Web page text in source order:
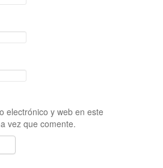
electrónico y web en este
vez que comente.